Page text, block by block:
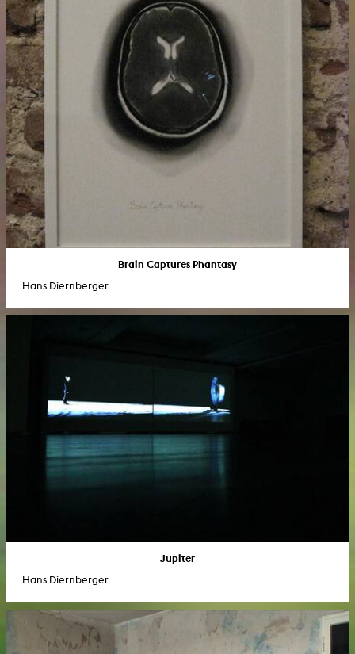
Brain Captures Phantasy
Hans Diernberger
Jupiter
Hans Diernberger